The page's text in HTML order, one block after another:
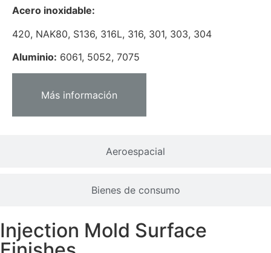
Aeroespacial
Bienes de consumo
Acero inoxidable:
420, NAK80, S136, 316L, 316, 301, 303, 304
Aluminio: 6061, 5052, 7075
Más información
Injection Mold Surface